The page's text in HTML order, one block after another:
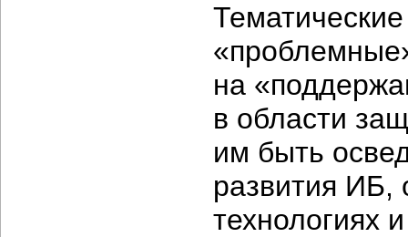
на
в области
им быть
развития ИБ,
технологиях